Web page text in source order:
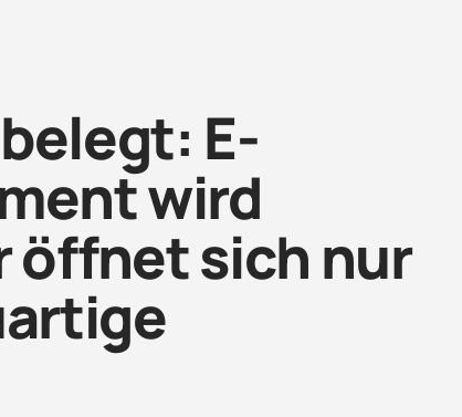
E-
wird
öffnet sich nur